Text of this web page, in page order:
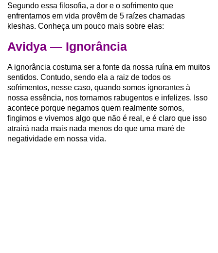
Segundo essa filosofia, a dor e o sofrimento que
enfrentamos em vida provêm de 5 raízes chamadas
kleshas. Conheça um pouco mais sobre elas:
Avidya — Ignorância
A ignorância costuma ser a fonte da nossa ruína em muitos
sentidos. Contudo, sendo ela a raiz de todos os
sofrimentos, nesse caso, quando somos ignorantes à
nossa essência, nos tornamos rabugentos e infelizes. Isso
acontece porque negamos quem realmente somos,
fingimos e vivemos algo que não é real, e é claro que isso
atrairá nada mais nada menos do que uma maré de
negatividade em nossa vida.